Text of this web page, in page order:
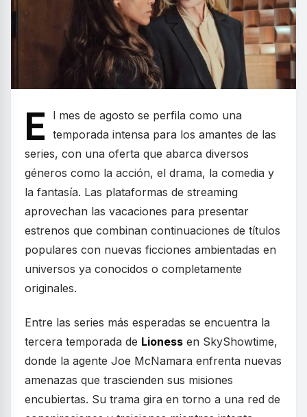
E
l mes de agosto se perfila como una
temporada intensa para los amantes de las
series, con una oferta que abarca diversos
géneros como la acción, el drama, la comedia y
la fantasía. Las plataformas de streaming
aprovechan las vacaciones para presentar
estrenos que combinan continuaciones de títulos
populares con nuevas ficciones ambientadas en
universos ya conocidos o completamente
originales.
Entre las series más esperadas se encuentra la
tercera temporada de Lioness en SkyShowtime,
donde la agente Joe McNamara enfrenta nuevas
amenazas que trascienden sus misiones
encubiertas. Su trama gira en torno a una red de